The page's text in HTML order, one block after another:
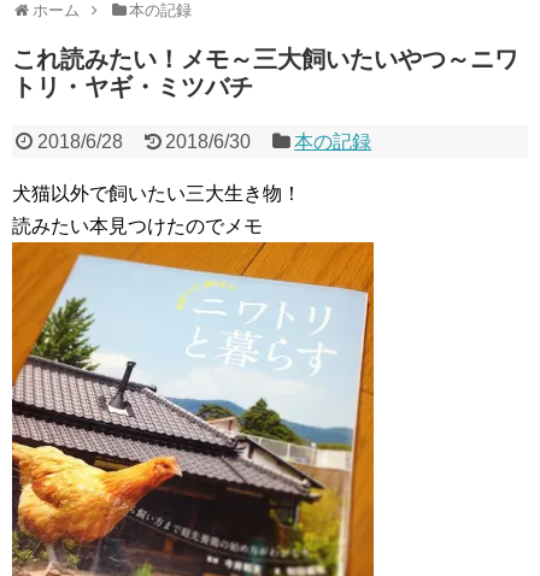
ホーム 本の記録
これ読みたい！メモ～三大飼いたいやつ～ニワ
トリ・ヤギ・ミツバチ
2018/6/28 2018/6/30 本の記録
犬猫以外で飼いたい三大生き物！
読みたい本見つけたのでメモ